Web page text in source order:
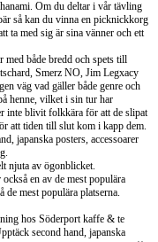
Om du deltar i vår tävling
så kan du vinna en picknickkorg
ta med sig är sina vänner och ett
både bredd och spets till
Smerz NO, Jim Legxacy
väg vad gäller både genre och
henne, vilket i sin tur har
inte blivit folkkära för att de slipat
att tiden till slut kom i kapp dem.
japanska posters, accessoarer
njuta av ögonblicket.
en av de mest populära
de mest populära platserna.
hos Söderport kaffe & te
second hand, japanska